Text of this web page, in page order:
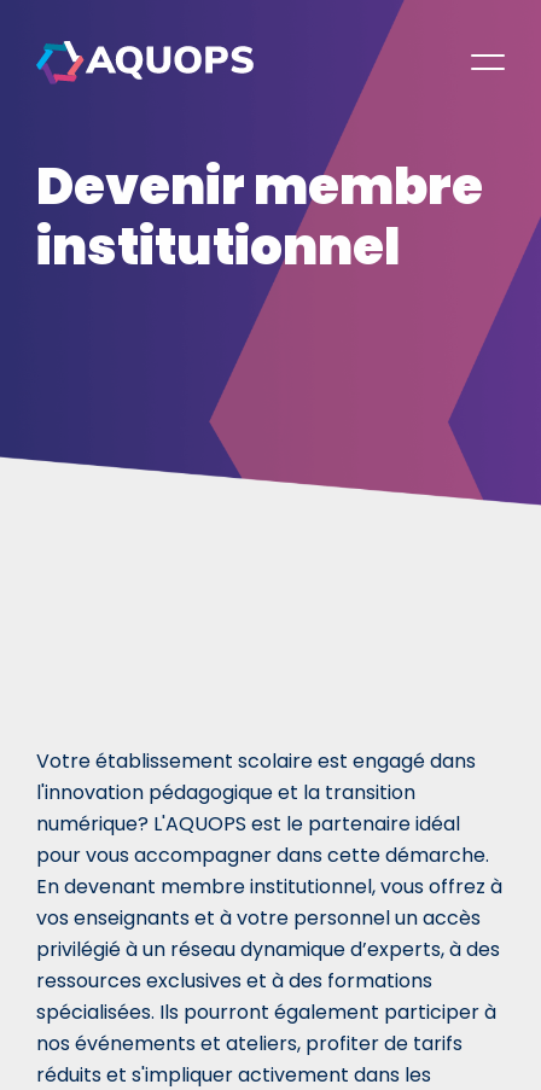
Devenir membre
institutionnel
Votre établissement scolaire est engagé dans
l'innovation pédagogique et la transition
numérique? L'AQUOPS est le partenaire idéal
pour vous accompagner dans cette démarche.
En devenant membre institutionnel, vous offrez à
vos enseignants et à votre personnel un accès
privilégié à un réseau dynamique d’experts, à des
ressources exclusives et à des formations
spécialisées. Ils pourront également participer à
nos événements et ateliers, profiter de tarifs
réduits et s'impliquer activement dans les